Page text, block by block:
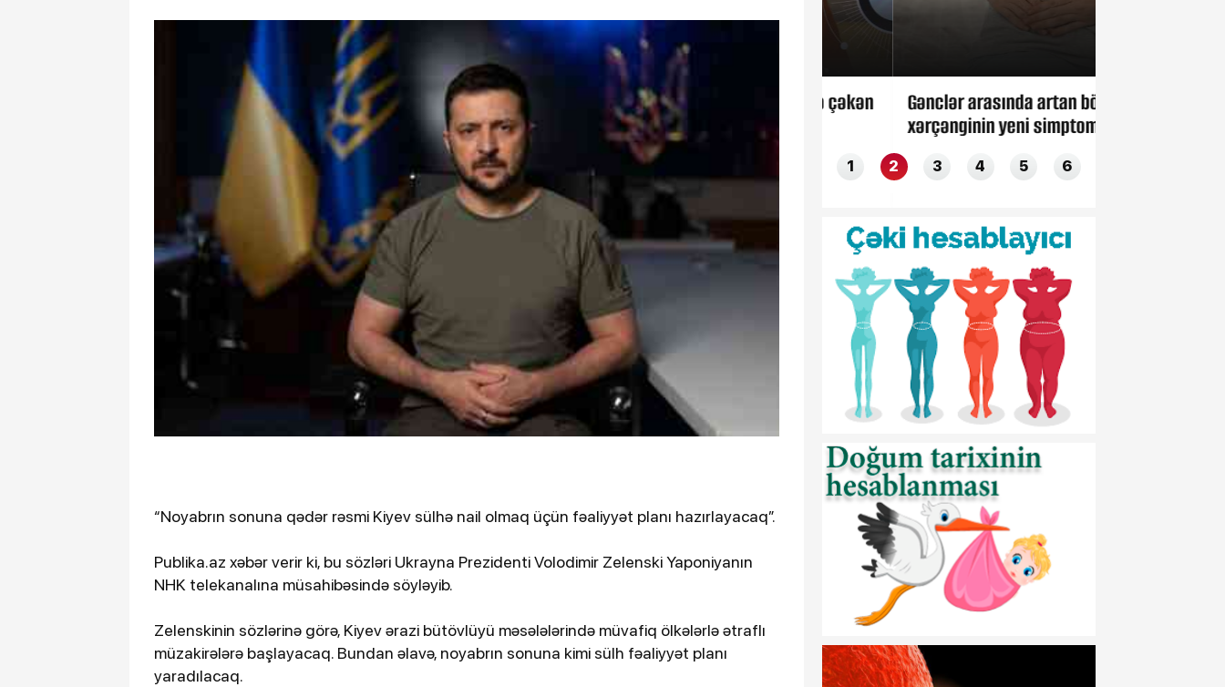
“Noyabrın sonuna qədər rəsmi Kiyev sülhə nail olmaq üçün fəaliyyət planı hazırlayacaq”.
Publika.az xəbər verir ki, bu sözləri Ukrayna Prezidenti Volodimir Zelenski Yaponiyanın
NHK telekanalına müsahibəsində söyləyib.
Zelenskinin sözlərinə görə, Kiyev ərazi bütövlüyü məsələlərində müvafiq ölkələrlə ətraflı
müzakirələrə başlayacaq. Bundan əlavə, noyabrın sonuna kimi sülh fəaliyyət planı
yaradılacaq.
Rusiya qalib gələrsə, Putin xalqa
görün nə paylayacaq
Diqqəti maqnit kimi özünə çəkən
3 bürc
Gənclər arasında artan böyrək
xərçənginin yeni simptomları
1 2 3 4 5 6